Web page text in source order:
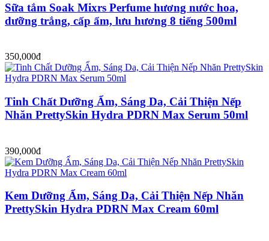
Sữa tắm Soak Mixrs Perfume hương nước hoa,
dưỡng trắng, cấp ẩm, lưu hương 8 tiếng 500ml
350,000đ
Tinh Chất Dưỡng Ẩm, Sáng Da, Cải Thiện Nếp
Nhăn PrettySkin Hydra PDRN Max Serum 50ml
390,000đ
Kem Dưỡng Ẩm, Sáng Da, Cải Thiện Nếp Nhăn
PrettySkin Hydra PDRN Max Cream 60ml